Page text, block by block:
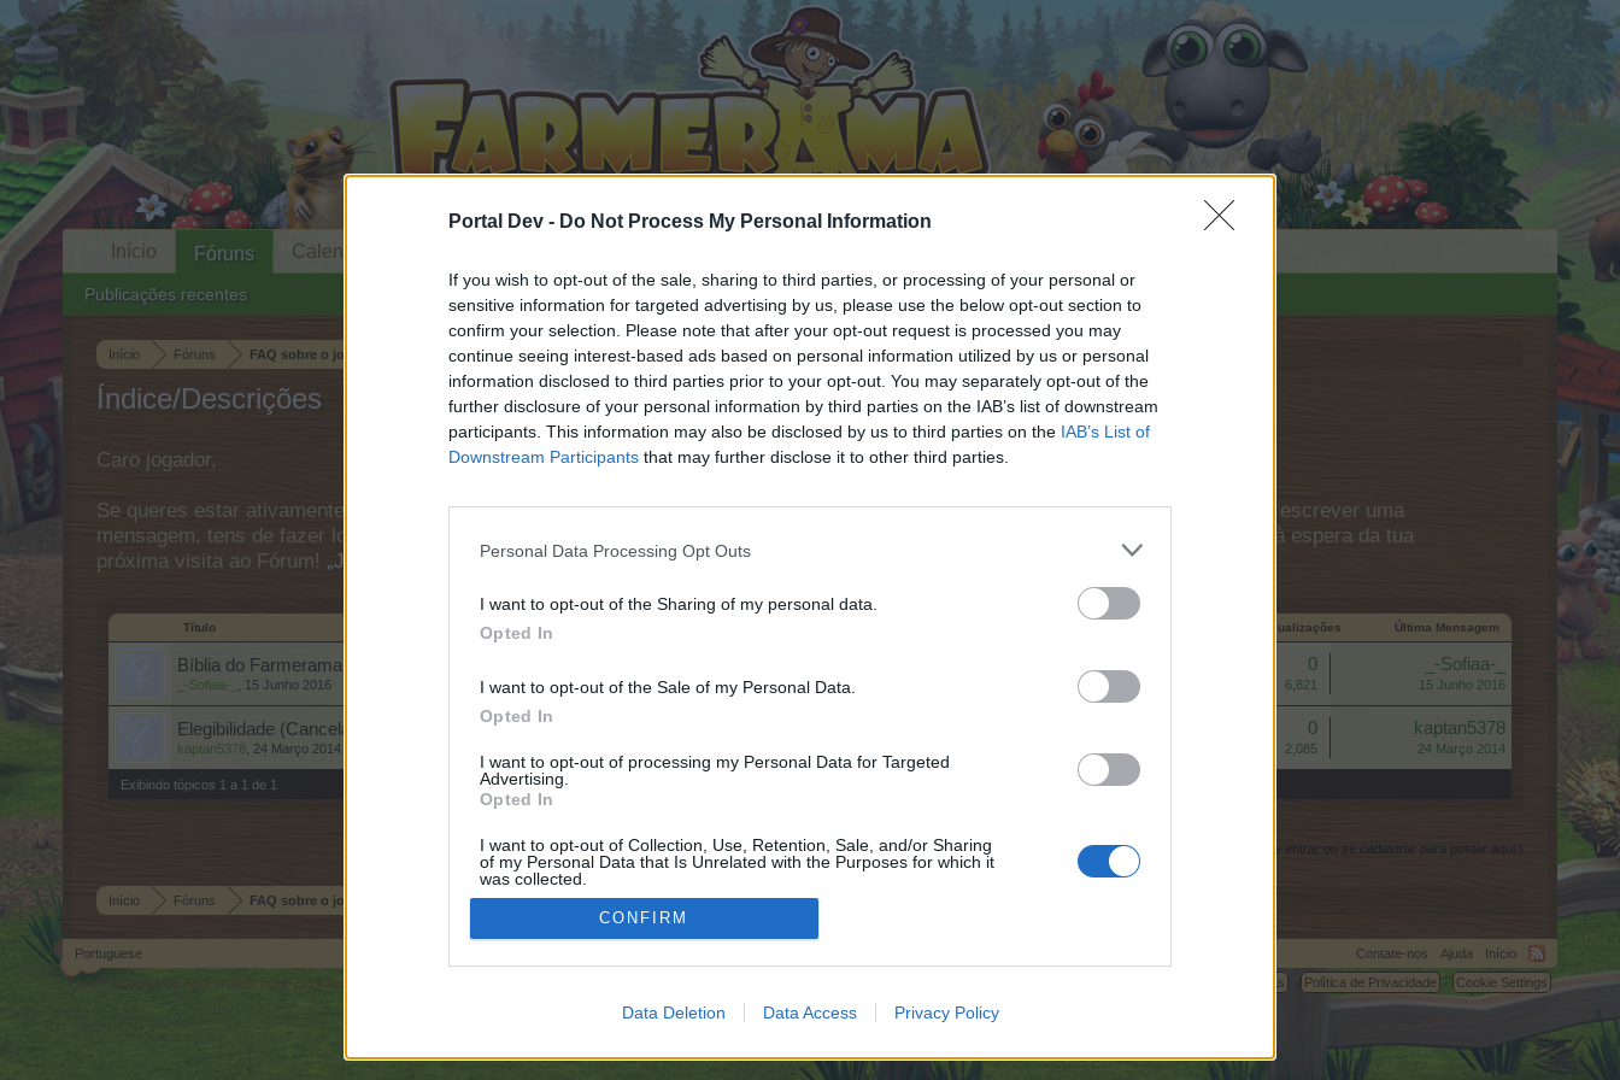
Portal Dev - Do Not Process My Personal Information
If you wish to opt-out of the sale, sharing to third parties, or processing of your personal or
sensitive information for targeted advertising by us, please use the below opt-out section to
confirm your selection. Please note that after your opt-out request is processed you may
continue seeing interest-based ads based on personal information utilized by us or personal
information disclosed to third parties prior to your opt-out. You may separately opt-out of the
further disclosure of your personal information by third parties on the IAB’s list of downstream
participants. This information may also be disclosed by us to third parties on the IAB’s List of
Downstream Participants that may further disclose it to other third parties.
Personal Data Processing Opt Outs
I want to opt-out of the Sharing of my personal data.
Opted In
I want to opt-out of the Sale of my Personal Data.
Opted In
I want to opt-out of processing my Personal Data for Targeted
Advertising.
Opted In
I want to opt-out of Collection, Use, Retention, Sale, and/or Sharing
of my Personal Data that Is Unrelated with the Purposes for which it
was collected.
Opted Out
CONFIRM
Data Deletion Data Access Privacy Policy
Início Fóruns FAQ sobre o jogo
Índice/Descrições
Caro jogador,
Se queres estar ativamente envolvido no Fórum e participar nas nossas discussões, ou se queres começar o teu próprio tópico ou escrever uma
mensagem, tens de fazer login no jogo primeiro. Por favor, certifica-te de que te registas se não tens uma conta no jogo. Estamos à espera da tua
próxima visita ao Fórum! „Joga aqui“
Título Visualizações Última Mensagem
Bíblia do Farmerama
_-Sofiaa-_ 15 Junho 2016
0
6,821
_-Sofiaa-_
15 Junho 2016
Elegibilidade (Cancelamento de contas dos países sujeitos a embargo)
kaptan5378 24 Março 2014
0
2,085
kaptan5378
24 Março 2014
Exibindo tópicos 1 a 1 de 1
(Você deve entrar ou se cadastrar para postar aqui.)
Início Fóruns FAQ sobre o jogo
Início Fóruns
Publicações recentes
Calendário
Portuguese Contate-nos Ajuda
Início
Termos e Regras
Política de Privacidade Cookie Settings
© 2010-2019 XenForo Ltd.